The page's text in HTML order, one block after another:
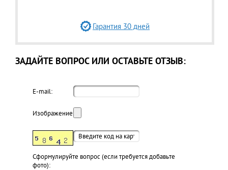
Гарантия 30 дней
ЗАДАЙТЕ ВОПРОС ИЛИ ОСТАВЬТЕ ОТЗЫВ:
E-mail:
Изображение:
Cформулируйте вопрос (если требуется добавьте
фото):